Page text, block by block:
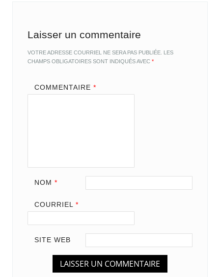
Laisser un commentaire
VOTRE ADRESSE COURRIEL NE SERA PAS PUBLIÉE. LES
CHAMPS OBLIGATOIRES SONT INDIQUÉS AVEC*
COMMENTAIRE *
NOM *
COURRIEL *
SITE WEB